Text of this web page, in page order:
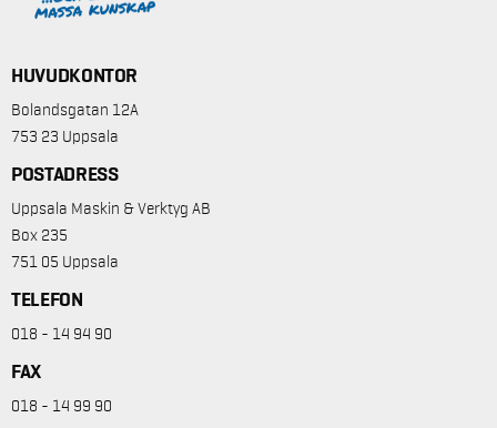
HUVUDKONTOR
Bolandsgatan 12A
753 23 Uppsala
POSTADRESS
Uppsala Maskin & Verktyg AB
Box 235
751 05 Uppsala
TELEFON
018 - 14 94 90
FAX
018 - 14 99 90